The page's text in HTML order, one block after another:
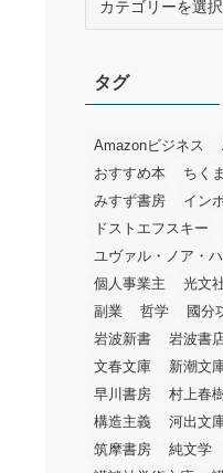
ータグ
Amazonビジネス
おすすめ本
ちく
みすず書房
イン
ドストエフスキー
ユヴァル・ノア・
個人事業主
光文
副業
哲学 國分
岩波新書
岩波書
文春文庫
新潮文
早川書房
村上春
構造主義
河出文
筑摩書房
純文学